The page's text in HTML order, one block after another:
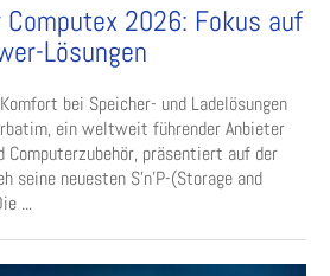
2026: Fokus auf
Lösungen
bei Speicher- und Ladelösungen
ein weltweit führender Anbieter
Computerzubehör, präsentiert auf der
seine neuesten S’n’P-(Storage and
...